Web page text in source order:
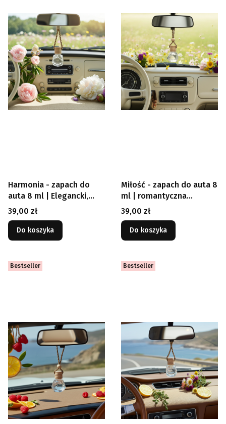
Harmonia - zapach do
auta 8 ml | Elegancki,
intensywny zapach
samochodowy premium
Cena
39,00 zł
Do koszyka
Miłość - zapach do auta 8
ml | romantyczna
atmosfera w każdej
podróży
Cena
39,00 zł
Do koszyka
Bestseller Bestseller